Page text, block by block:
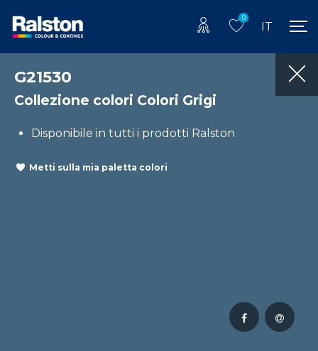
0
IT
G21530
Collezione colori Colori Grigi
Disponibile in tutti i prodotti Ralston
Metti sulla mia paletta colori